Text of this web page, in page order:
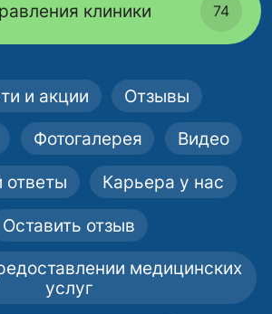
клиники 74
и акции Отзывы
Фотогалерея Видео
ответы Карьера у нас
Оставить отзыв
медицинских
услуг